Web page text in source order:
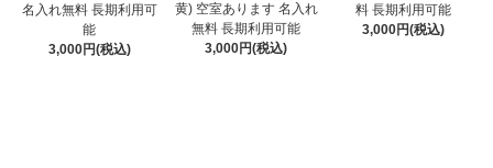
名入れ無料 長期利用可
能
3,000円(税込)
黄) 空室あります 名入れ
無料 長期利用可能
3,000円(税込)
料 長期利用可能
3,000円(税込)